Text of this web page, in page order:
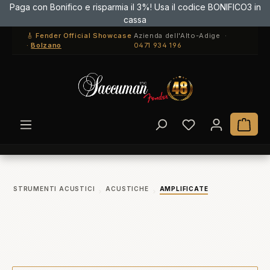
Passa al contenuto principale
Paga con Bonifico e risparmia il 3%! Usa il codice BONIFICO3 in
cassa
🎸 Fender Official Showcase
·Bolzano
Azienda dell'Alto-Adige ·
0471 934 196
Hai 0 articoli
Il
STRUMENTI ACUSTICI ACUSTICHE AMPLIFICATE